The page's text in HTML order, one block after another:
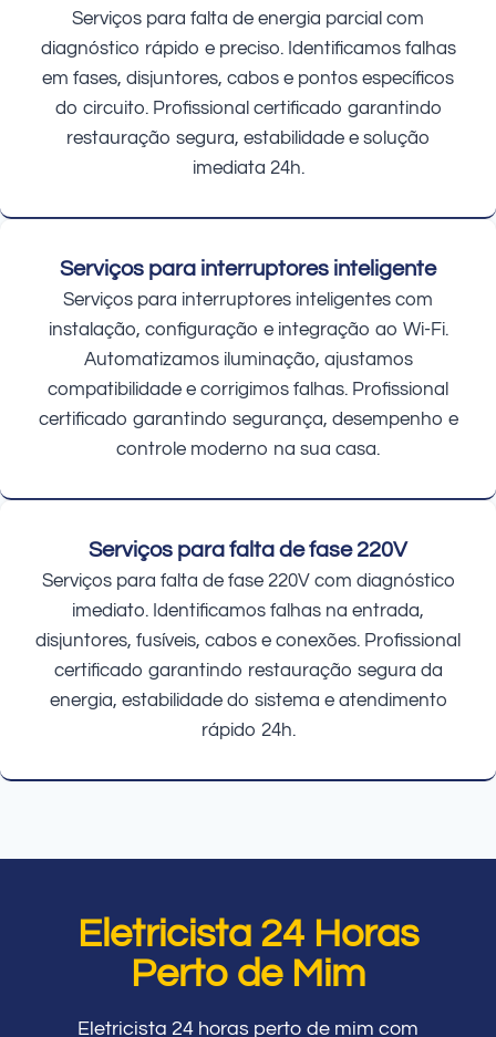
Serviços para falta de energia parcial com
diagnóstico rápido e preciso. Identificamos falhas
em fases, disjuntores, cabos e pontos específicos
do circuito. Profissional certificado garantindo
restauração segura, estabilidade e solução
imediata 24h.
Serviços para interruptores inteligente
Serviços para interruptores inteligentes com
instalação, configuração e integração ao Wi-Fi.
Automatizamos iluminação, ajustamos
compatibilidade e corrigimos falhas. Profissional
certificado garantindo segurança, desempenho e
controle moderno na sua casa.
Serviços para falta de fase 220V
Serviços para falta de fase 220V com diagnóstico
imediato. Identificamos falhas na entrada,
disjuntores, fusíveis, cabos e conexões. Profissional
certificado garantindo restauração segura da
energia, estabilidade do sistema e atendimento
rápido 24h.
Eletricista 24 Horas
Perto de Mim
Eletricista 24 horas perto de mim com